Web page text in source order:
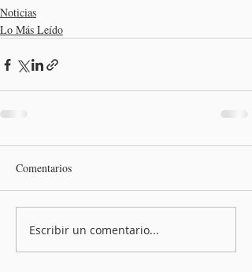
Noticias
Lo Más Leído
Comentarios
Escribir un comentario...